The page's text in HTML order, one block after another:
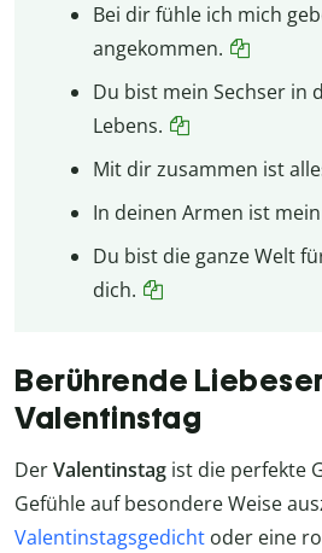
Bei dir fühle ich mich
angekommen.
Du bist mein Sechser in
Lebens.
Mit dir zusammen ist
In deinen Armen ist
Du bist die ganze Welt
dich.
Berührende
Valentinstag
DerValentinstag ist die perfekte
Gefühle auf besondere Weise
Valentinstagsgedicht oder eine